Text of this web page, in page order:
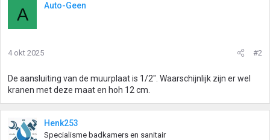
A Auto-Geen
4 okt 2025 #2
De aansluiting van de muurplaat is 1/2". Waarschijnlijk zijn er wel
kranen met deze maat en hoh 12 cm.
Henk253
Specialisme badkamers en sanitair